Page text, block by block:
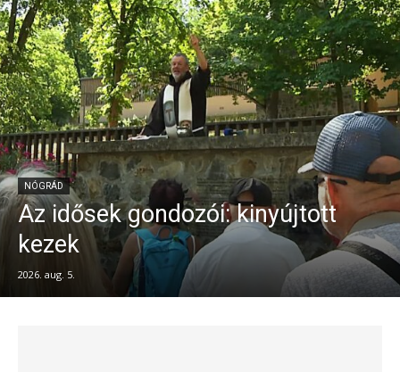
NÓGRÁD
Az idősek gondozói: kinyújtott
kezek
2026. aug. 5.